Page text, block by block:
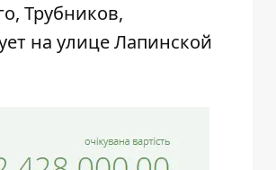
Трубников,
на улице Лапинской